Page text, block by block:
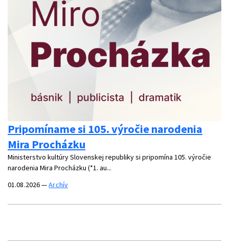
Pripomíname si 105. výročie narodenia
Mira Procházku
Ministerstvo kultúry Slovenskej republiky si pripomína 105. výročie
narodenia Mira Procházku (*1. au...
01.08.2026—Archív